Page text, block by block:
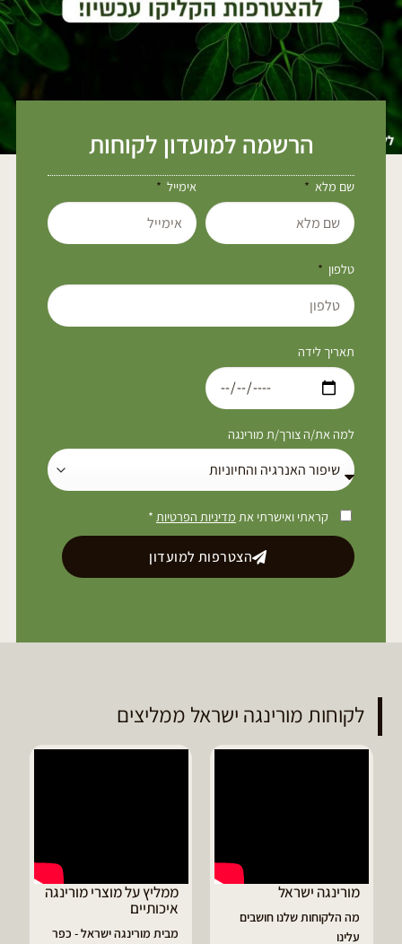
הרשמה למועדון לקוחות
שם מלא אימייל
טלפון
תאריך לידה
למה את/ה צורך/ת מורינגה
קראתי ואישרתי את מדיניות הפרטיות*
הצטרפות למועדון
לקוחות מורינגה ישראל ממליצים
ממליץ על מוצרי מורינגה
איכותיים
מבית מורינגה ישראל - כפר
דיוויד ממליץ על טבליות
מורינגה
הפסקתי לסבול מהתקפי